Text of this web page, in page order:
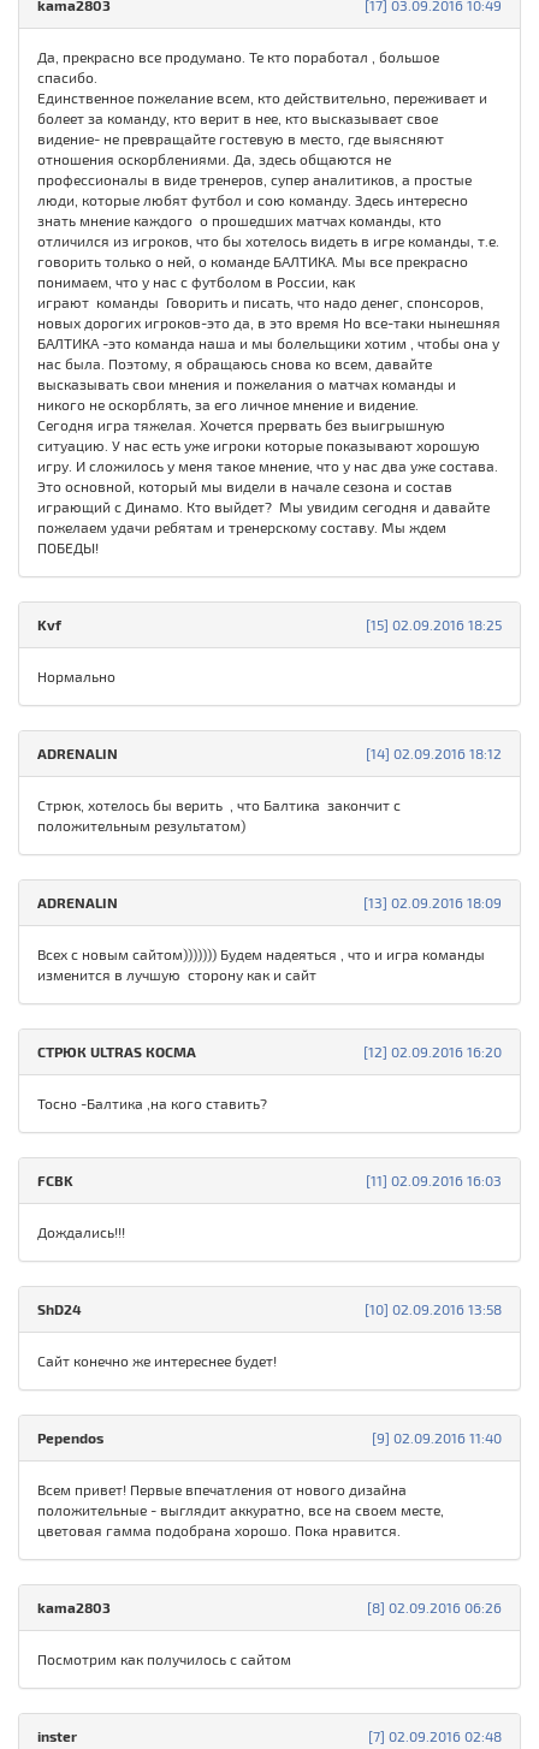
[17] 03.09.2016 10:49
kama2803
Да, прекрасно все продумано. Те кто поработал , большое
спасибо.
Единственное пожелание всем, кто действительно, переживает и
болеет за команду, кто верит в нее, кто высказывает свое
видение- не превращайте гостевую в место, где выясняют
отношения оскорблениями. Да, здесь общаются не
профессионалы в виде тренеров, супер аналитиков, а простые
люди, которые любят футбол и сою команду. Здесь интересно
знать мнение каждого о прошедших матчах команды, кто
отличился из игроков, что бы хотелось видеть в игре команды, т.е.
говорить только о ней, о команде БАЛТИКА. Мы все прекрасно
понимаем, что у нас с футболом в России, как
играют команды Говорить и писать, что надо денег, спонсоров,
новых дорогих игроков-это да, в это время Но все-таки нынешняя
БАЛТИКА -это команда наша и мы болельщики хотим , чтобы она у
нас была. Поэтому, я обращаюсь снова ко всем, давайте
высказывать свои мнения и пожелания о матчах команды и
никого не оскорблять, за его личное мнение и видение.
Сегодня игра тяжелая. Хочется прервать без выигрышную
ситуацию. У нас есть уже игроки которые показывают хорошую
игру. И сложилось у меня такое мнение, что у нас два уже состава.
Это основной, который мы видели в начале сезона и состав
играющий с Динамо. Кто выйдет? Мы увидим сегодня и давайте
пожелаем удачи ребятам и тренерскому составу. Мы ждем
ПОБЕДЫ!
[15] 02.09.2016 18:25
Kvf
Нормально
[14] 02.09.2016 18:12
ADRENALIN
Стрюк, хотелось бы верить , что Балтика закончит с
положительным результатом)
[13] 02.09.2016 18:09
ADRENALIN
Всех с новым сайтом))))))) Будем надеяться , что и игра команды
изменится в лучшую сторону как и сайт
[12] 02.09.2016 16:20
СТРЮК ULTRAS КОСМА
Тосно -Балтика ,на кого ставить?
[11] 02.09.2016 16:03
FCBK
Дождались!!!
[10] 02.09.2016 13:58
ShD24
Сайт конечно же интереснее будет!
[9] 02.09.2016 11:40
Pependos
Всем привет! Первые впечатления от нового дизайна
положительные - выглядит аккуратно, все на своем месте,
цветовая гамма подобрана хорошо. Пока нравится.
[8] 02.09.2016 06:26
kama2803
Посмотрим как получилось с сайтом
[7] 02.09.2016 02:48
inster